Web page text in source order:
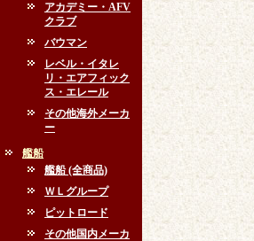
アカデミー・AFV
クラブ
バウマン
レベル・イタレ
リ・エアフィック
ス・エレール
その他海外メーカ
ー
艦船
艦船 (全商品)
ＷＬグループ
ピットロード
その他国内メーカ